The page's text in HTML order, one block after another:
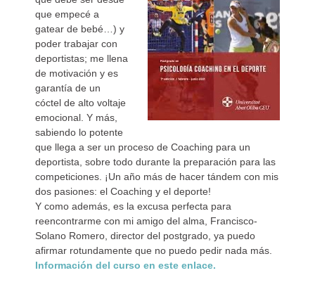
que empecé a
gatear de bebé…) y
poder trabajar con
deportistas; me llena
de motivación y es
garantía de un
cóctel de alto voltaje
emocional. Y más,
sabiendo lo potente
que llega a ser un proceso de Coaching para un
deportista, sobre todo durante la preparación para las
competiciones. ¡Un año más de hacer tándem con mis
dos pasiones: el Coaching y el deporte!
Y como además, es la excusa perfecta para
reencontrarme con mi amigo del alma, Francisco-
Solano Romero, director del postgrado, ya puedo
afirmar rotundamente que no puedo pedir nada más.
Información del curso en este enlace.